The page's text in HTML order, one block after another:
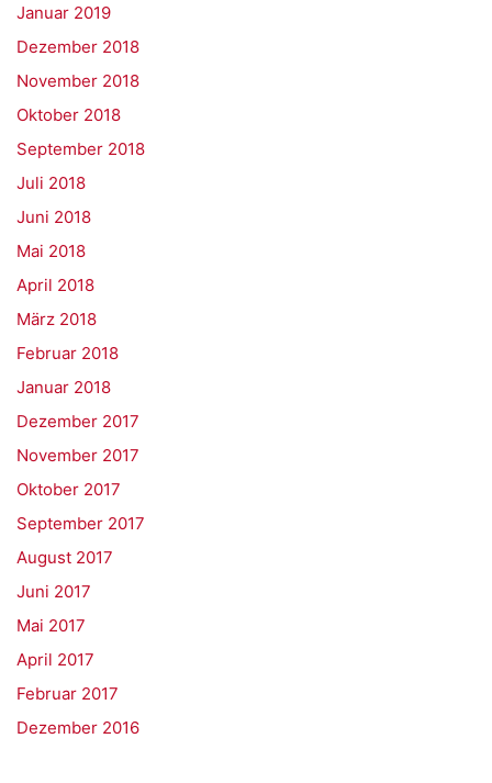
Januar 2019
Dezember 2018
November 2018
Oktober 2018
September 2018
Juli 2018
Juni 2018
Mai 2018
April 2018
März 2018
Februar 2018
Januar 2018
Dezember 2017
November 2017
Oktober 2017
September 2017
August 2017
Juni 2017
Mai 2017
April 2017
Februar 2017
Dezember 2016